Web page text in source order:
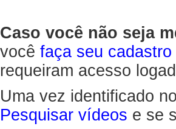
Caso você não seja
você faça seu cadastro
requeiram acesso
Uma vez identificado
Pesquisar vídeos e se